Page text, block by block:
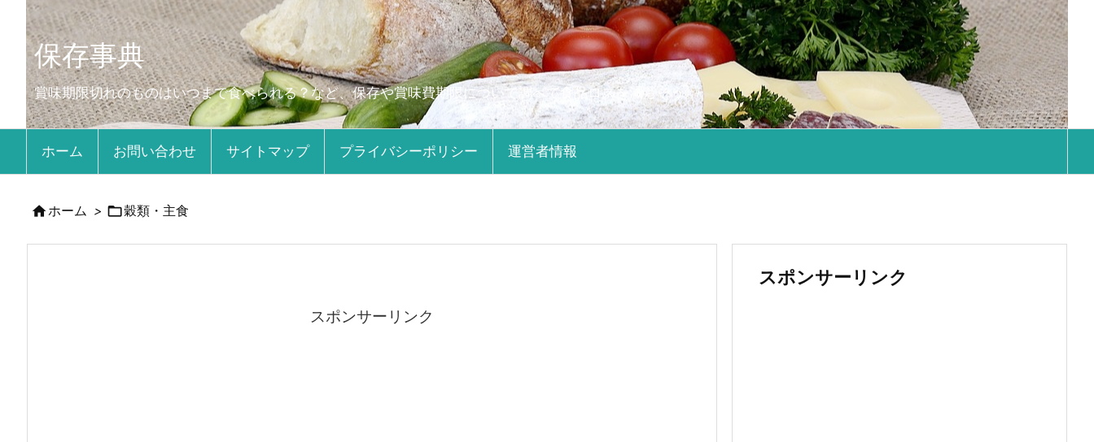
保存事典
賞味期限切れのものはいつまで食べられる？など、保存や賞味費期限について調べて食品ロスを減らそう。
ホーム お問い合わせ サイトマップ プライバシーポリシー 運営者情報
ホーム > 穀類・主食
スポンサーリンク
スポンサーリンク